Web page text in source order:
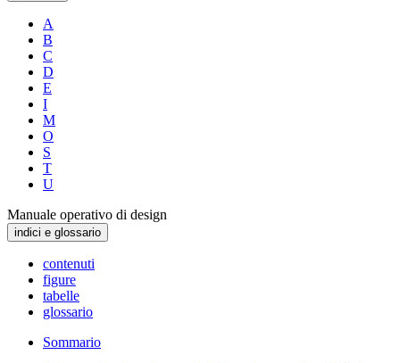
A
B
C
D
E
I
M
O
S
T
U
Manuale operativo di design
indici e glossario
contenuti
figure
tabelle
glossario
Sommario